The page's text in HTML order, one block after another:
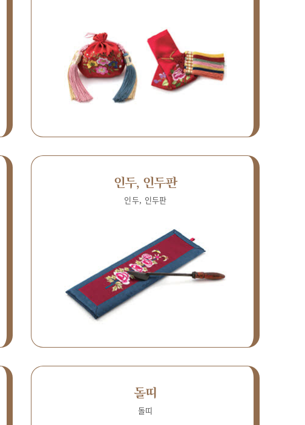
인두, 인두판
인두, 인두판
돌띠
돌띠